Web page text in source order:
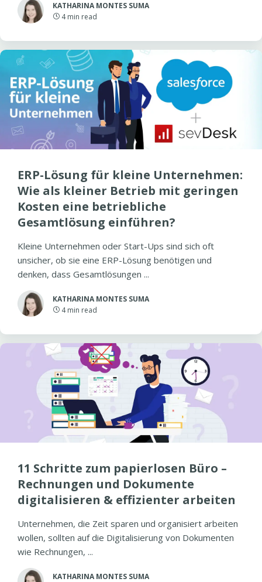
KATHARINA MONTES SUMA
4 min read
ERP-Lösung für kleine Unternehmen:
Wie als kleiner Betrieb mit geringen
Kosten eine betriebliche
Gesamtlösung einführen?
Kleine Unternehmen oder Start-Ups sind sich oft
unsicher, ob sie eine ERP-Lösung benötigen und
denken, dass Gesamtlösungen ...
KATHARINA MONTES SUMA
4 min read
11 Schritte zum papierlosen Büro –
Rechnungen und Dokumente
digitalisieren & effizienter arbeiten
Unternehmen, die Zeit sparen und organisiert arbeiten
wollen, sollten auf die Digitalisierung von Dokumenten
wie Rechnungen, ...
KATHARINA MONTES SUMA